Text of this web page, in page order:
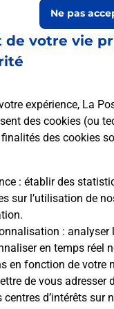
de votre vie
expérience, La
des cookies (ou
des cookies
: établir des
sur l’utilisation de
: analyser
en temps réel
en fonction de votre
de vous adresser
d’intérêts sur
Ne pas
du courrier
nouvel onglet